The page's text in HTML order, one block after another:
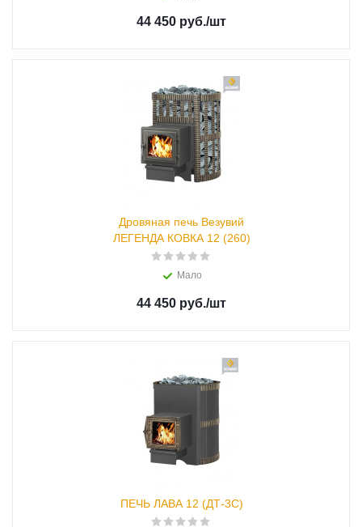
44 450 руб./шт
Дровяная печь Везувий
ЛЕГЕНДА КОВКА 12 (260)
Мало
44 450 руб./шт
ПЕЧЬ ЛАВА 12 (ДТ-3С)